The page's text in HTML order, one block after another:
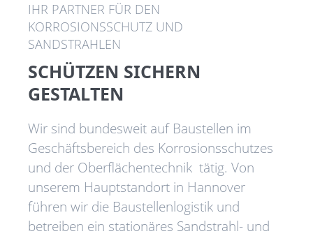
IHR PARTNER FÜR DEN
KORROSIONSSCHUTZ UND
SANDSTRAHLEN
SCHÜTZEN SICHERN
GESTALTEN
Wir sind bundesweit auf Baustellen im
Geschäftsbereich des Korrosionsschutzes
und der Oberflächentechnik tätig. Von
unserem Hauptstandort in Hannover
führen wir die Baustellenlogistik und
betreiben ein stationäres Sandstrahl- und